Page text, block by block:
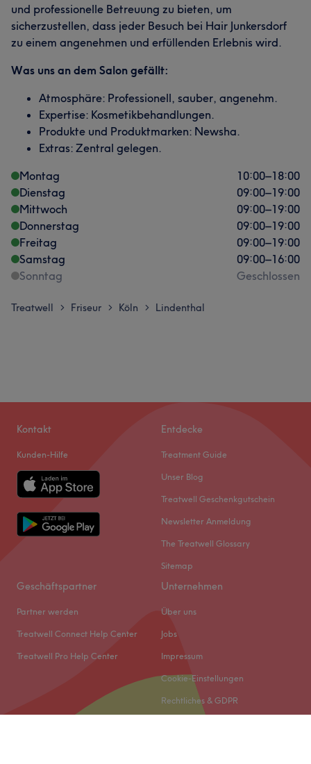
und professionelle Betreuung zu bieten, um
sicherzustellen, dass jeder Besuch bei Hair Junkersdorf
zu einem angenehmen und erfüllenden Erlebnis wird.
Was uns an dem Salon gefällt:
Atmosphäre: Professionell, sauber, angenehm.
Expertise: Kosmetikbehandlungen.
Produkte und Produktmarken: Newsha.
Extras: Zentral gelegen.
Montag
10:00–18:00
Dienstag
09:00–19:00
Mittwoch
09:00–19:00
Donnerstag
09:00–19:00
Freitag
09:00–19:00
Samstag
09:00–16:00
Sonntag
Geschlossen
Treatwell > Friseur > Köln > Lindenthal
Kontakt
Kunden-Hilfe
Entdecke
Treatment Guide
Unser Blog
Treatwell Geschenkgutschein
Newsletter Anmeldung
The Treatwell Glossary
Sitemap
Geschäftspartner
Partner werden
Treatwell Connect Help Center
Treatwell Pro Help Center
Unternehmen
Über uns
Jobs
Impressum
Cookie-Einstellungen
Rechtliches & GDPR